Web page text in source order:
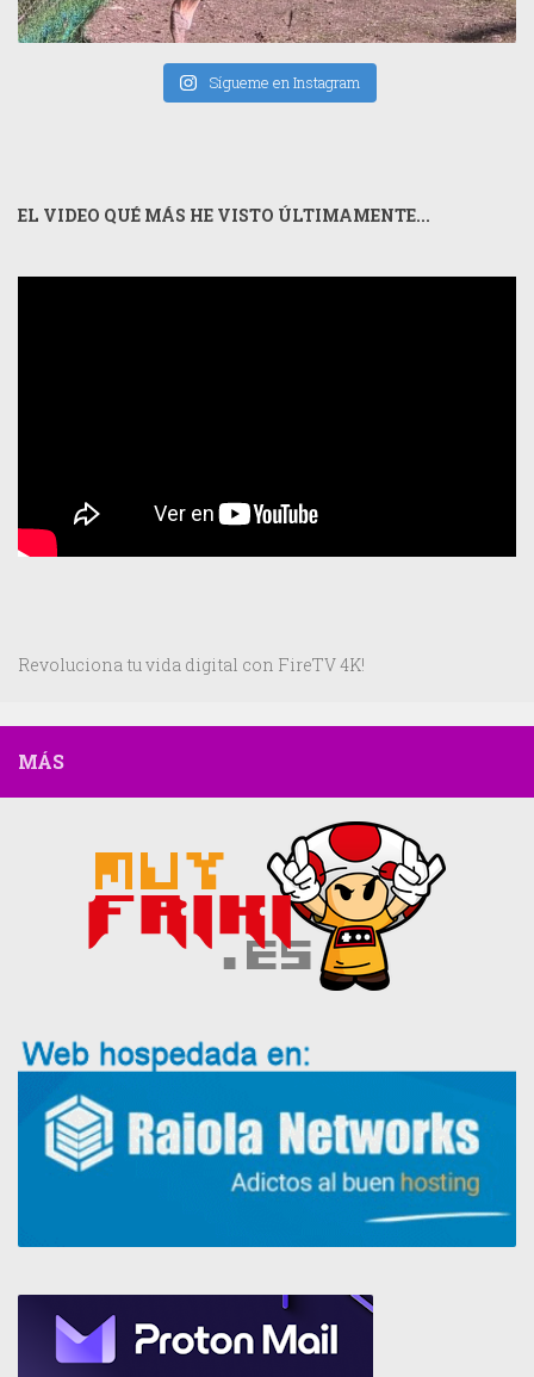
Sígueme en Instagram
EL VIDEO QUÉ MÁS HE VISTO ÚLTIMAMENTE...
Revoluciona tu vida digital con FireTV 4K!
MÁS